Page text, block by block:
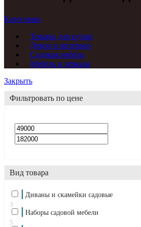
Категории
Товары для кухни
Декор и интерьер
Садовая мебель
Мебель и зеркала
Закрыть
Фильтровать по цене
Вид товара
Диваны и скамейки садовые
3
Наборы садовой мебели
5